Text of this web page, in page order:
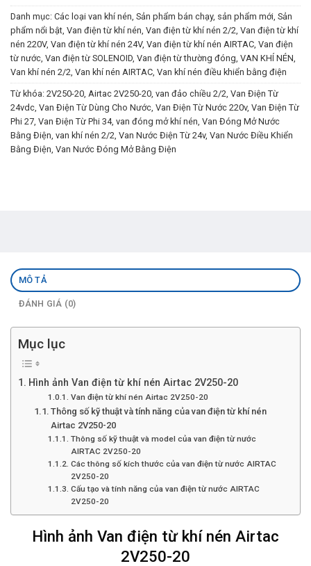
Danh mục: Các loại van khí nén, Sản phẩm bán chạy, sản phẩm mới, Sản
phẩm nổi bật, Van điện từ khí nén, Van điện từ khí nén 2/2, Van điện từ khí
nén 220V, Van điện từ khí nén 24V, Van điện từ khí nén AIRTAC, Van điện
từ nước, Van điện từ SOLENOID, Van điện từ thường đóng, VAN KHÍ NÉN,
Van khí nén 2/2, Van khí nén AIRTAC, Van khí nén điều khiển bằng điện
Từ khóa: 2V250-20, Airtac 2V250-20, van đảo chiều 2/2, Van Điện Từ
24vdc, Van Điện Từ Dùng Cho Nước, Van Điện Từ Nước 220v, Van Điện Từ
Phi 27, Van Điện Từ Phi 34, van đóng mở khí nén, Van Đóng Mở Nước
Bằng Điện, van khí nén 2/2, Van Nước Điện Từ 24v, Van Nước Điều Khiển
Bằng Điện, Van Nước Đóng Mở Bằng Điện
MÔ TẢ
ĐÁNH GIÁ (0)
Mục lục
Hình ảnh Van điện từ khí nén Airtac 2V250-20
Van điện từ khí nén Airtac 2V250-20
Thông số kỹ thuật và tính năng của van điện từ khí nén
Airtac 2V250-20
Thông số kỹ thuật và model của van điện từ nước
AIRTAC 2V250-20
Các thông số kích thước của van điện từ nước AIRTAC
2V250-20
Cấu tạo và tính năng của van điện từ nước AIRTAC
2V250-20
Hình ảnh Van điện từ khí nén Airtac
2V250-20